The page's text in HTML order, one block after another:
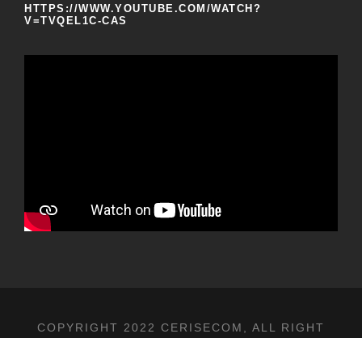
HTTPS://WWW.YOUTUBE.COM/WATCH?
V=TVQEL1C-CAS
COPYRIGHT 2022 CERISECOM, ALL RIGHT